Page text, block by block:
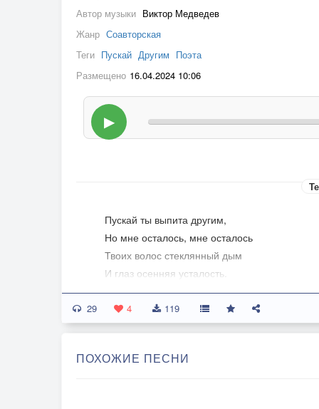
Автор музыки Виктор Медведев
Жанр Соавторская
Теги Пускай Другим Поэта
Размещено 16.04.2024 10:06
▶
Пускай ты выпита другим,
Но мне осталось, мне осталось
Твоих волос стеклянный дым
И глаз осенняя усталость.
О возраст осени! Он мне
Дороже юности и лета.
Воображению поэта.
29 4 119
ПОХОЖИЕ ПЕСНИ